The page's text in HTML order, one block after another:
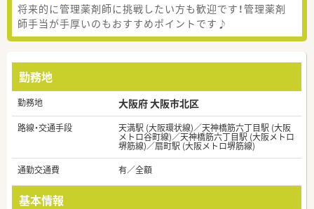
将来的に管理薬剤師に挑戦したい方も歓迎です！管理薬剤
師手当が手厚いのもおすすめポイントです♪
勤務地
勤務地 大阪府 大阪市北区
路線・交通手段 天満駅 (大阪環状線)／天神橋筋六丁目駅 (大阪
メトロ谷町線)／天神橋筋六丁目駅 (大阪メトロ
堺筋線)／扇町駅 (大阪メトロ堺筋線)
通勤交通費
有／全額
基本情報